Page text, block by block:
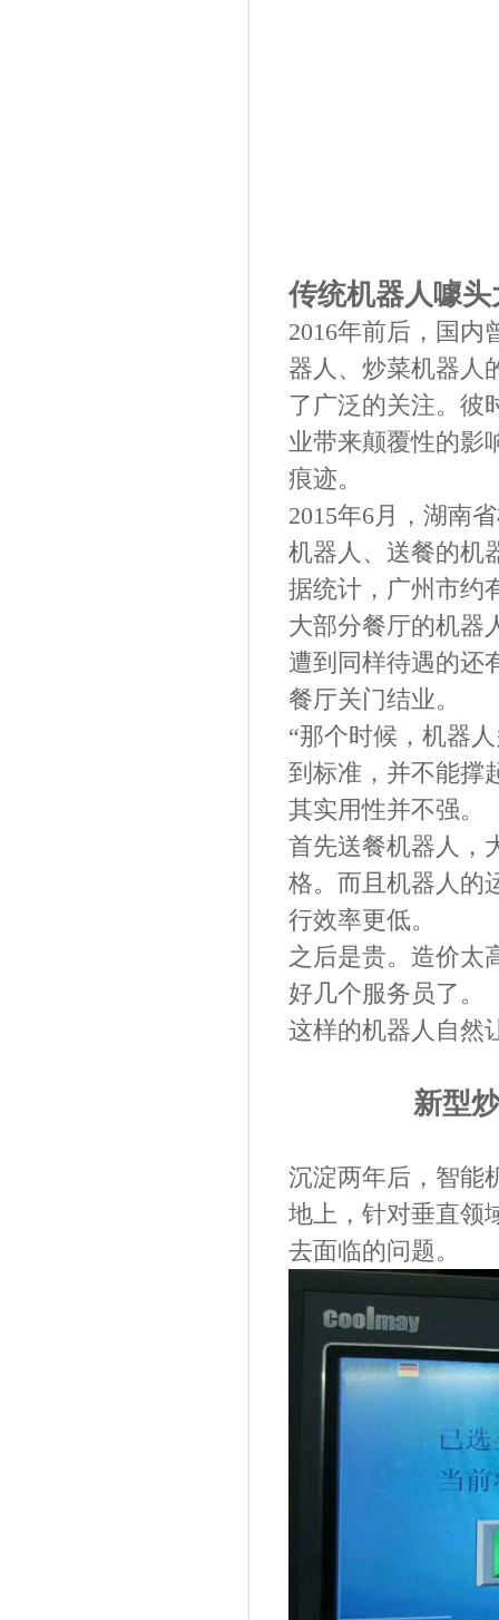
传统机器人噱
2016年前后，国内
器人、炒菜机器人
了广泛的关注。彼
业带来颠覆性的影
痕迹。
2015年6月，湖南
机器人、送餐的机
据统计，广州市约
大部分餐厅的机器
遭到同样待遇的还
餐厅关门结业。
“那个时候，机器
到标准，并不能撑
其实用性并不强。
首先送餐机器人，
格。而且机器人的
行效率更低。
之后是贵。造价太
好几个服务员了。
这样的机器人自然
新型
沉淀两年后，智能
地上，针对垂直领
去面临的问题。